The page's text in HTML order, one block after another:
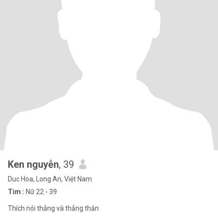
Ken nguyễn, 39
Duc Hoa, Long An, Việt Nam
Tìm : Nữ 22 - 39
Thích nói thẳng và thẳng thắn